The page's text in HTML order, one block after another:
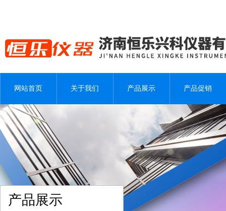
网站首页 关于我们 产品展示 产品促销
产品展示